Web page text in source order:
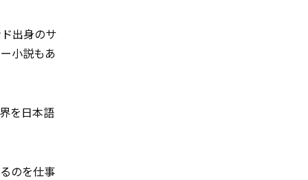
出身のサ
小説もあ
を日本語
のを仕事